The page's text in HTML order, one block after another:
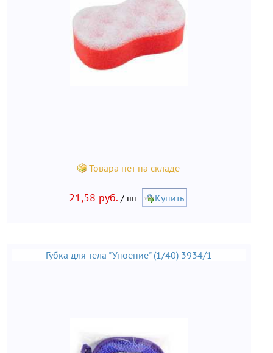
Товара нет на складе
21,58 руб. / шт Купить
Губка для тела "Упоение" (1/40) 3934/1